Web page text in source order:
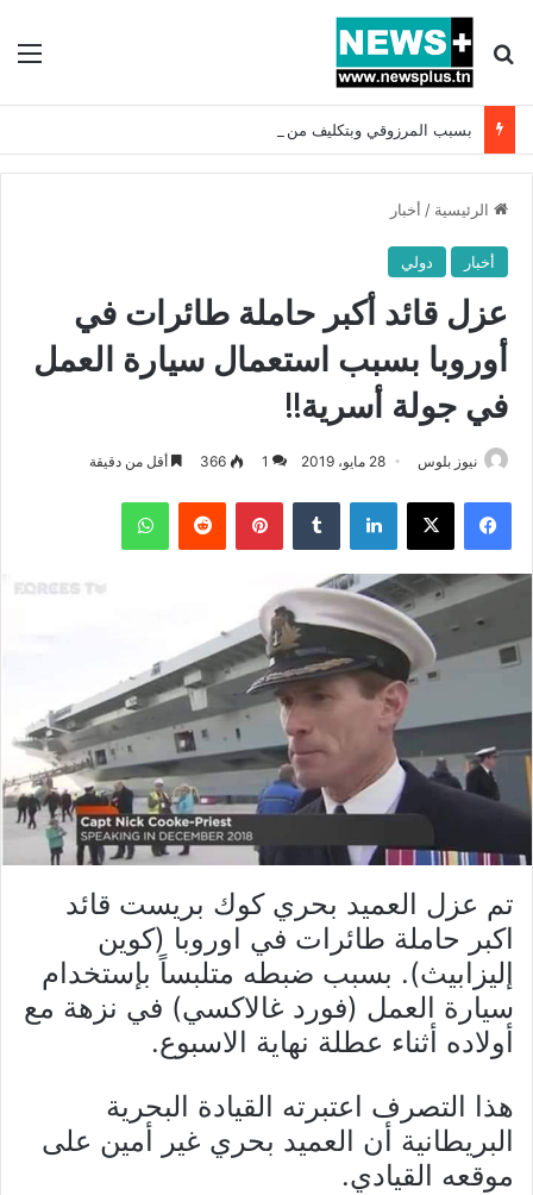
بحث عن
الرئيسية / أخبار
أخبار دولي
عزل قائد أكبر حاملة طائرات في
أوروبا بسبب استعمال سيارة العمل
في جولة أسرية!!
نيوز بلوس 28 مايو، 2019 1
366 أقل من دقيقة
فيسبوك X لينكدإن بينتيريست واتساب
تم عزل العميد بحري كوك بريست قائد
اكبر حاملة طائرات في اوروبا (كوين
إليزابيث). بسبب ضبطه متلبساً بإستخدام
سيارة العمل (فورد غالاكسي) في نزهة مع
أولاده أثناء عطلة نهاية الاسبوع.
هذا التصرف اعتبرته القيادة البحرية
البريطانية أن العميد بحري غير أمين على
موقعه القيادي.